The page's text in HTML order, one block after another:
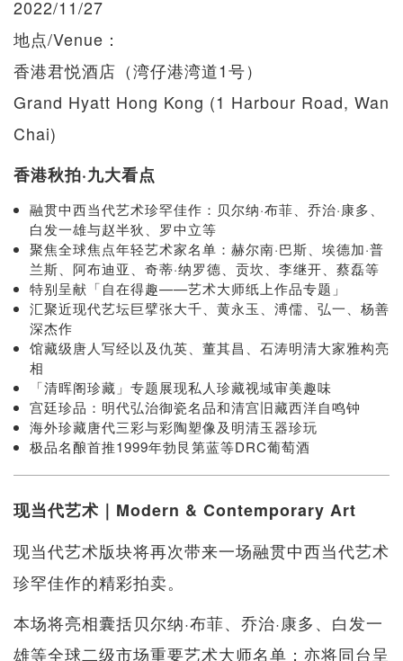
2022/11/27
地点/Venue：
香港君悦酒店（湾仔港湾道1号）
Grand Hyatt Hong Kong (1 Harbour Road, Wan
Chai)
香港秋拍·九大看点
融贯中西当代艺术珍罕佳作：贝尔纳·布菲、乔治·康多、
白发一雄与赵半狄、罗中立等
聚焦全球焦点年轻艺术家名单：赫尔南·巴斯、埃德加·普
兰斯、阿布迪亚、奇蒂·纳罗德、贡坎、李继开、蔡磊等
特别呈献「自在得趣——艺术大师纸上作品专题」
汇聚近现代艺坛巨擘张大千、黄永玉、溥儒、弘一、杨善
深杰作
馆藏级唐人写经以及仇英、董其昌、石涛明清大家雅构亮
相
「清晖阁珍藏」专题展现私人珍藏视域审美趣味
宫廷珍品：明代弘治御瓷名品和清宫旧藏西洋自鸣钟
海外珍藏唐代三彩与彩陶塑像及明清玉器珍玩
极品名酿首推1999年勃艮第蓝等DRC葡萄酒
现当代艺术｜Modern & Contemporary Art
现当代艺术版块将再次带来一场融贯中西当代艺术
珍罕佳作的精彩拍卖。
本场将亮相囊括贝尔纳·布菲、乔治·康多、白发一
雄等全球二级市场重要艺术大师名单；亦将同台呈